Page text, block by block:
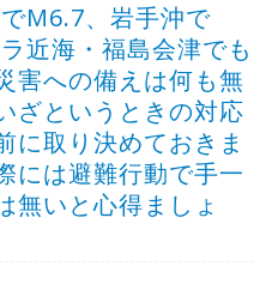
M6.7、岩手沖で
近海・福島会津でも
害への備えは何も無
ざというときの対応
に取り決めておきま
には避難行動で手一
無いと心得ましょ